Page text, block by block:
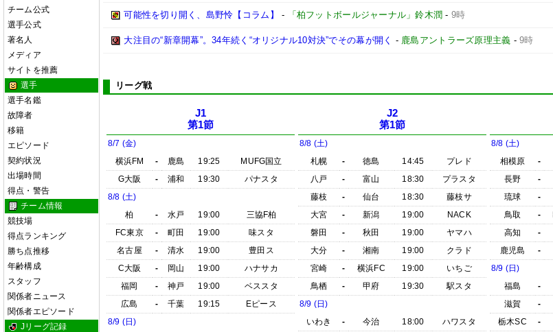
チーム公式
選手公式
著名人
メディア
サイトを推薦
選手
選手名鑑
故障者
移籍
エピソード
契約状況
出場時間
得点・警告
チーム情報
競技場
得点ランキング
勝ち点推移
年齢構成
スタッフ
関係者ニュース
関係者エピソード
Jリーグ記録
可能性を切り開く、島野怜【コラム】 - 「柏フットボールジャーナル」鈴木潤 - 9時
大注目の“新章開幕”。34年続く“オリジナル10対決”でその幕が開く - 鹿島アントラーズ原理主義 -9時
リーグ戦
J1
第1節
8/7 (金)
横浜FM
- 鹿島 19:25
MUFG国立
G大阪
- 浦和 19:30
パナスタ
8/8 (土)
柏
- 水戸 19:00
三協F柏
FC東京
- 町田 19:00
味スタ
名古屋
- 清水 19:00
豊田ス
C大阪
- 岡山 19:00
ハナサカ
福岡
- 神戸 19:00
ベススタ
広島
- 千葉 19:15
Eピース
8/9 (日)
J2
第1節
8/8 (土)
札幌
- 徳島 14:45
プレド
八戸
- 富山 18:30
プラスタ
藤枝
- 仙台 18:30
藤枝サ
大宮
- 新潟 19:00
NACK
磐田
- 秋田 19:00
ヤマハ
大分
- 湘南 19:00
クラド
宮崎
- 横浜FC 19:00
いちご
鳥栖
- 甲府 19:30
駅スタ
8/9 (日)
いわき
- 今治 18:00
ハワスタ
8/8 (土)
相模原
-
長野
-
琉球
-
鳥取
-
高知
-
鹿児島
-
8/9 (日)
福島
-
滋賀
-
栃木SC
-